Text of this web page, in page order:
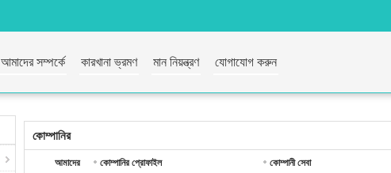
আমাদের সম্পর্কে কারখানা ভ্রমণ মান নিয়ন্ত্রণ যোগাযোগ করুন
কোম্পানির
আমাদের
কোম্পানির প্রোফাইল কোম্পানী সেবা